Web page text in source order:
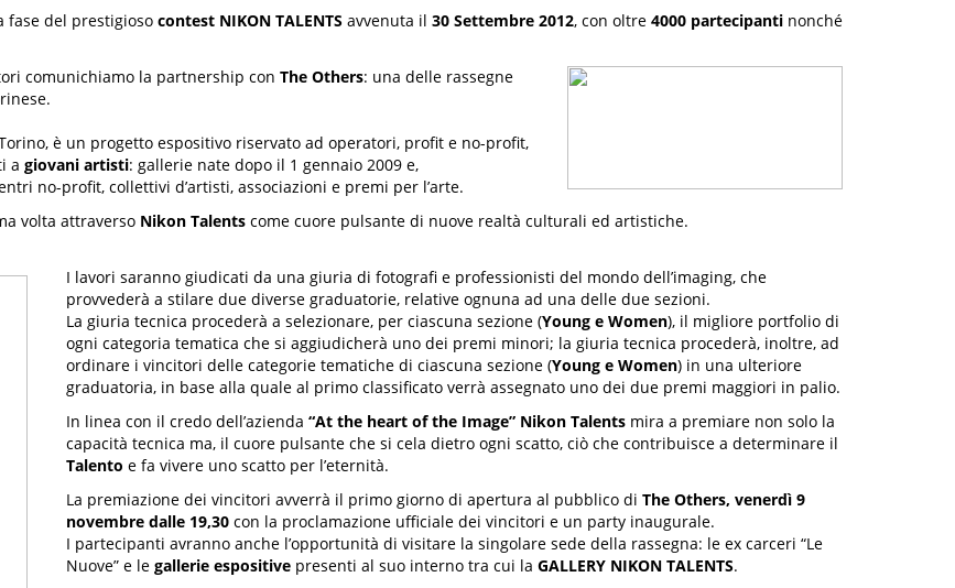
del prestigioso contest NIKON TALENTS avvenuta il 30 Settembre 2012, con oltre 4000 partecipanti nonché
comunichiamo la partnership con The Others: una delle rassegne
è un progetto espositivo riservato ad operatori, profit e no-profit,
a giovani artisti: gallerie nate dopo il 1 gennaio 2009 e,
no-profit, collettivi d’artisti, associazioni e premi per l’arte.
volta attraverso Nikon Talents come cuore pulsante di nuove realtà culturali ed artistiche.
I lavori saranno giudicati da una giuria di fotografi e professionisti del mondo dell’imaging, che
provvederà a stilare due diverse graduatorie, relative ognuna ad una delle due sezioni.
La giuria tecnica procederà a selezionare, per ciascuna sezione (Young e Women), il migliore portfolio di
ogni categoria tematica che si aggiudicherà uno dei premi minori; la giuria tecnica procederà, inoltre, ad
ordinare i vincitori delle categorie tematiche di ciascuna sezione (Young e Women) in una ulteriore
graduatoria, in base alla quale al primo classificato verrà assegnato uno dei due premi maggiori in palio.
In linea con il credo dell’azienda “At the heart of the Image” Nikon Talents mira a premiare non solo la
capacità tecnica ma, il cuore pulsante che si cela dietro ogni scatto, ciò che contribuisce a determinare il
Talento e fa vivere uno scatto per l’eternità.
La premiazione dei vincitori avverrà il primo giorno di apertura al pubblico di The Others, venerdì 9
novembre dalle 19,30 con la proclamazione ufficiale dei vincitori e un party inaugurale.
I partecipanti avranno anche l’opportunità di visitare la singolare sede della rassegna: le ex carceri “Le
Nuove” e le gallerie espositive presenti al suo interno tra cui la GALLERY NIKON TALENTS.